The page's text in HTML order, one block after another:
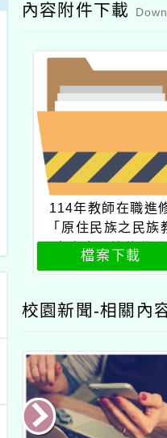
內容附件下載
114年教師在職進
「原住民族之民族
育次專長進修學分
班」需求及薦送表
檔案下載
校園新聞-相關內